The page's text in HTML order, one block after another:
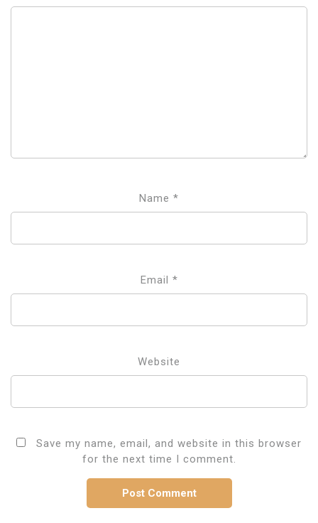
Name *
Email *
Website
Save my name, email, and website in this browser
for the next time I comment.